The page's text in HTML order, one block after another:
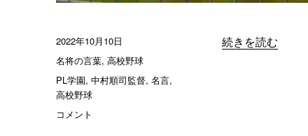
“「日々の練習
続きを読む
投
稿
日:
2022年10月10日
カ
テ
ゴ
リ
ー
名将の言葉,高校野球
タ
グ
PL学園,中村順司監督,名言,
高校野球
「日々
コメント